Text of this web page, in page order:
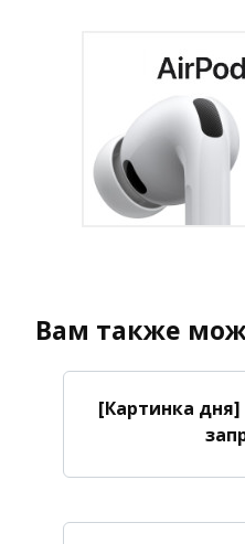
Вам также
[Картинка